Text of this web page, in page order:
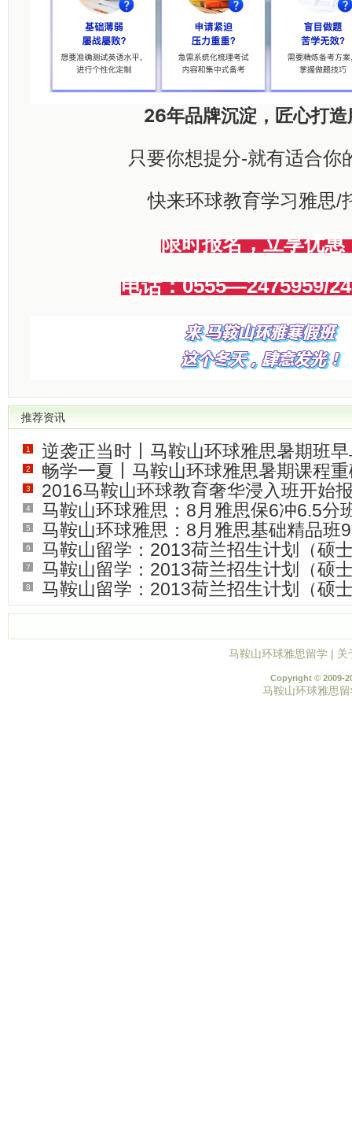
26年品牌沉淀，匠心打造
只要你想提分-就有适合你
快来环球教育学习雅思/
限时报名，立享优惠
电话：0555—2475959/
推荐资讯
1 逆袭正当时丨马鞍山环球雅思暑期班
(0 )
2
畅学一夏丨马鞍山环球雅思暑期课程
中...
(0)
3 2016马鞍山环球教育奢华浸入班开始
(0)
4 马鞍山环球雅思：8月雅思保6冲6.5分
(65)
5 马鞍山环球雅思：8月雅思基础精品班
(44)
6 马鞍山留学：2013荷兰招生计划（硕
(96)
7 马鞍山留学：2013荷兰招生计划（硕
(49)
8 马鞍山留学：2013荷兰招生计划（硕
马鞍山环球雅思留学 | 关
Copyright © 2009-
马鞍山环球雅思